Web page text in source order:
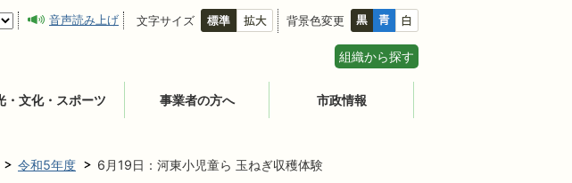
音声読み上げ 文字サイズ 背景色変更
組織から探す
・文化・スポーツ 事業者の方へ 市政情報
令和5年度 6月19日：河東小児童ら 玉ねぎ収穫体験